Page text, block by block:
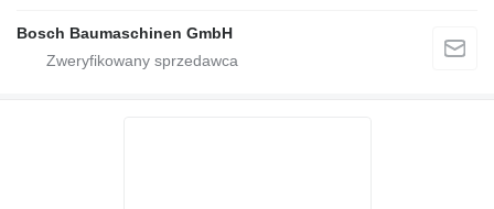
Bosch Baumaschinen GmbH